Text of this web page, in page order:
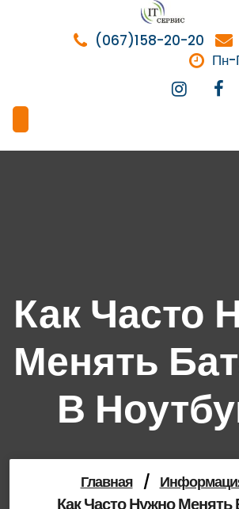
содержимому
(067)158-20-20
Пн-
Как Часто
Менять
В
Главная /
Как Часто Нужно Менять